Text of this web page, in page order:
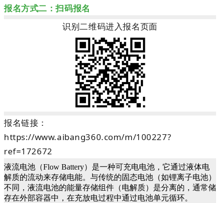
报名方式二：扫码报名
识别二维码进入报名页面
报名链接：
https://www.aibang360.com/m/100227?
ref=172672
液流电池（Flow Battery）是一种可充电电池，它通过液体电
解质的流动来存储电能。与传统的固态电池（如锂离子电池）
不同，液流电池的能量存储组件（电解质）是分离的，通常储
存在外部容器中，在充放电过程中通过电池单元循环。